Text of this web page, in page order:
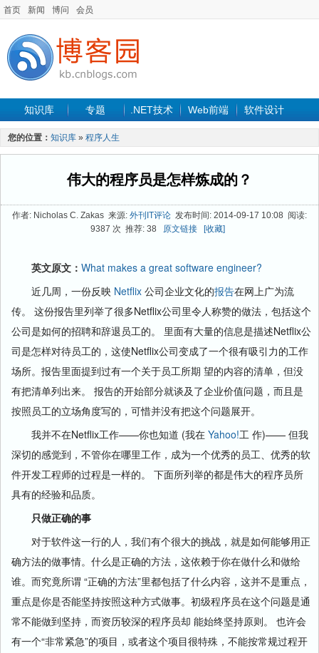
首页 新闻 博问 会员
知识库 专题 .NET技术 Web前端 软件设计
手机开发 软件工程
最新文章
您的位置： 知识库 » 程序人生
伟大的程序员是怎样炼成的？
作者: Nicholas C. Zakas 来源: 外刊IT评论 发布时间: 2014-09-17 10:08 阅读:
9387 次 推荐: 38
原文链接 [收藏]
英文原文： What makes a great software engineer?
近几周，一份反映 Netflix 公司企业文化的报告在网上广为流
传。 这份报告里列举了很多Netflix公司里令人称赞的做法，包括这个
公司是如何的招聘和辞退员工的。 里面有大量的信息是描述Netflix公
司是怎样对待员工的，这使Netflix公司变成了一个很有吸引力的工作
场所。报告里面提到过有一个关于员工所期 望的内容的清单，但没
有把清单列出来。 报告的开始部分就谈及了企业价值问题，而且是
按照员工的立场角度写的，可惜并没有把这个问题展开。
我并不在Netflix工作——你也知道 (我在 Yahoo!工 作)—— 但我
深切的感觉到，不管你在哪里工作，成为一个优秀的员工、优秀的软
件开发工程师的过程是一样的。 下面所列举的都是伟大的程序员所
具有的经验和品质。
只做正确的事
对于软件这一行的人，我们有个很大的挑战，就是如何能够用正
确方法的做事情。什么是正确的方法，这依赖于你在做什么和做给
谁。而究竟所谓 “正确的方法”里都包括了什么内容，这并不是重点，
重点是你是否能坚持按照这种方式做事。初级程序员在这个问题是通
常不能做到坚持，而资历较深的程序员却 能始终坚持原则。 也许会
有一个“非常紧急”的项目，或者这个项目很特殊，不能按常规过程开